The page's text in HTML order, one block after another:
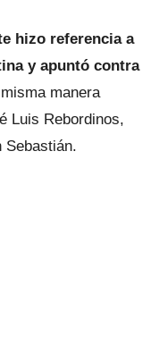
hizo referencia a
y apuntó contra
manera
Luis Rebordinos,
Sebastián.